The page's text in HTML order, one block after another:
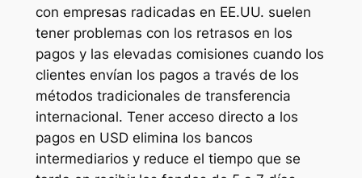
con empresas radicadas en EE.UU. suelen
tener problemas con los retrasos en los
pagos y las elevadas comisiones cuando los
clientes envían los pagos a través de los
métodos tradicionales de transferencia
internacional. Tener acceso directo a los
pagos en USD elimina los bancos
intermediarios y reduce el tiempo que se